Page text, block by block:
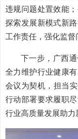
违规问题处置效能
探索发展新模式新
工作责任，强化监督
下一步，广西
全力维护行业健康
会议为契机，担当
行动部署要求履职
行业高质量发展助力